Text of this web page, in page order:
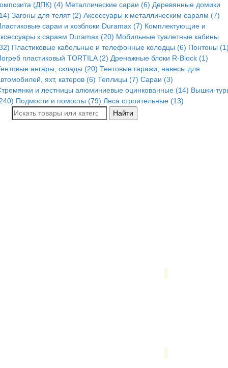
(ДПК) (4) Металлические сараи (6) Деревянные домики
Загоны для телят (2) Аксессуары к металлическим сараям (7)
сараи и хозблоки Duramax (7) Комплектующие и
к сараям Duramax (20) Мобильные туалетные кабины
Пластиковые кабельные и телефонные колодцы (6) Понтоны
пластиковый TORTILA (2) Дренажные блоки R-Block (1)
ангары, склады (20) Тентовые гаражи, навесы для
яхт, катеров (6) Теплицы (7) Сараи (3)
и лестницы алюминиевые оцинкованные (14) Вышки-
Подмости и помосты (79) Леса строительные (13)
Найти